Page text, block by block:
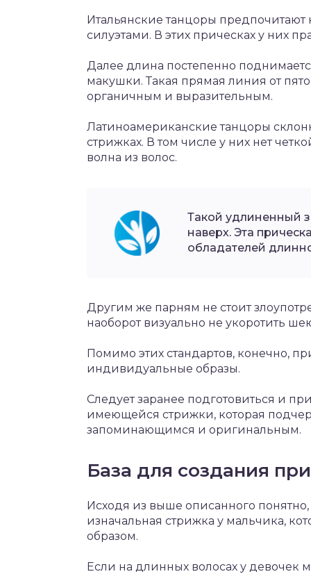
Итальянские танцоры
силуэтами. В этих прическах у них
Далее длина постепенно
макушки. Такая прямая линия от
органичным и выразительным.
Латиноамериканские танцоры
стрижках. В том числе у них нет
волна из волос.
Такой удлиненный
наверх. Эта
обладателей
Другим же парням не стоит
наоборот визуально не укоротить
Помимо этих стандартов, конечно,
индивидуальные образы.
Следует заранее подготовиться и
имеющейся стрижки, которая
запоминающимся и оригинальным.
База для создания
Исходя из выше описанного
изначальная стрижка у мальчика,
образом.
Если на длинных волосах у девочек